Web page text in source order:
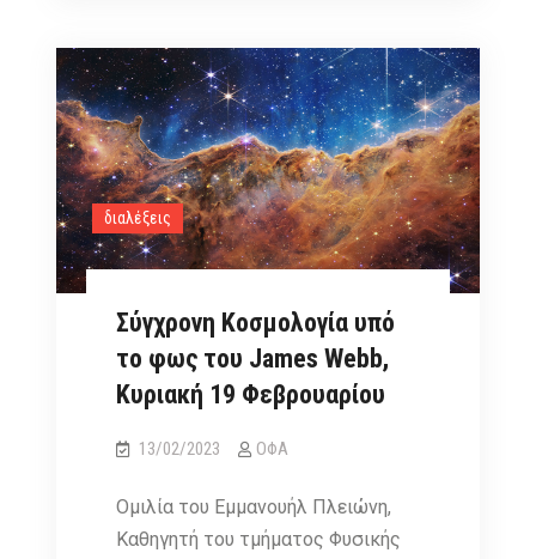
Πληθωρισμός:
μια
προσωπική
θεώρηση,
4/9/2023
διαλέξεις
Σύγχρονη Κοσμολογία υπό
το φως του James Webb,
Κυριακή 19 Φεβρουαρίου
13/02/2023 ΟΦΑ
Ομιλία του Εμμανουήλ Πλειώνη,
Καθηγητή του τμήματος Φυσικής